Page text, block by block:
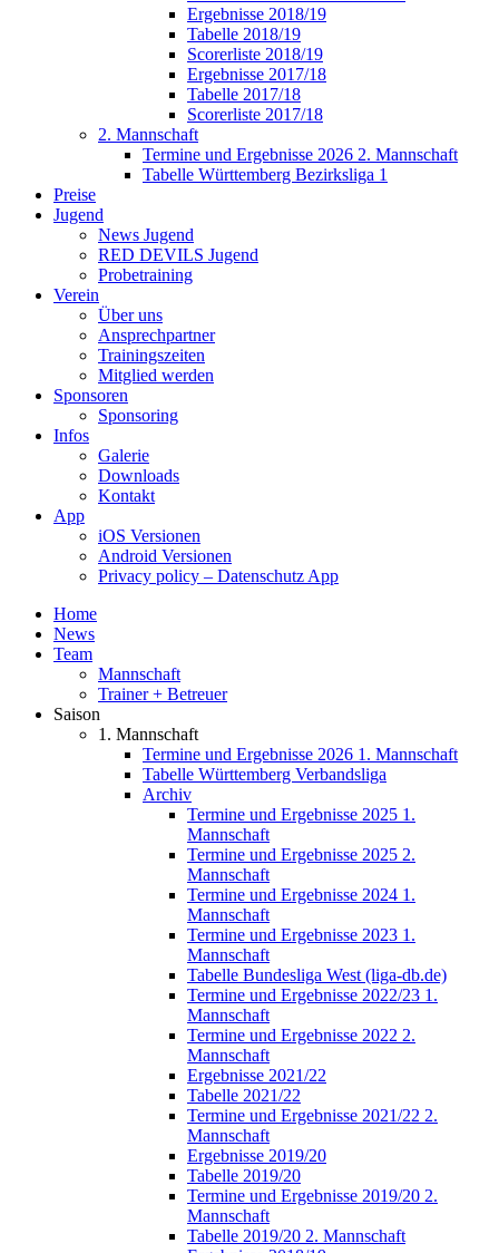
Ergebnisse 2018/19
Tabelle 2018/19
Scorerliste 2018/19
Ergebnisse 2017/18
Tabelle 2017/18
Scorerliste 2017/18
2. Mannschaft
Termine und Ergebnisse 2026 2. Mannschaft
Tabelle Württemberg Bezirksliga 1
Preise
Jugend
News Jugend
RED DEVILS Jugend
Probetraining
Verein
Über uns
Ansprechpartner
Trainingszeiten
Mitglied werden
Sponsoren
Sponsoring
Infos
Galerie
Downloads
Kontakt
App
iOS Versionen
Android Versionen
Privacy policy – Datenschutz App
Home
News
Team
Mannschaft
Trainer + Betreuer
Saison
1. Mannschaft
Termine und Ergebnisse 2026 1. Mannschaft
Tabelle Württemberg Verbandsliga
Archiv
Termine und Ergebnisse 2025 1.
Mannschaft
Termine und Ergebnisse 2025 2.
Mannschaft
Termine und Ergebnisse 2024 1.
Mannschaft
Termine und Ergebnisse 2023 1.
Mannschaft
Tabelle Bundesliga West (liga-db.de)
Termine und Ergebnisse 2022/23 1.
Mannschaft
Termine und Ergebnisse 2022 2.
Mannschaft
Ergebnisse 2021/22
Tabelle 2021/22
Termine und Ergebnisse 2021/22 2.
Mannschaft
Ergebnisse 2019/20
Tabelle 2019/20
Termine und Ergebnisse 2019/20 2.
Mannschaft
Tabelle 2019/20 2. Mannschaft